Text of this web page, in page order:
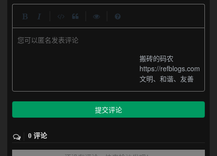
您可以匿名发表评论
搬砖的码农
https://refblogs.com
文明、和谐、友善
提交评论
0 评论